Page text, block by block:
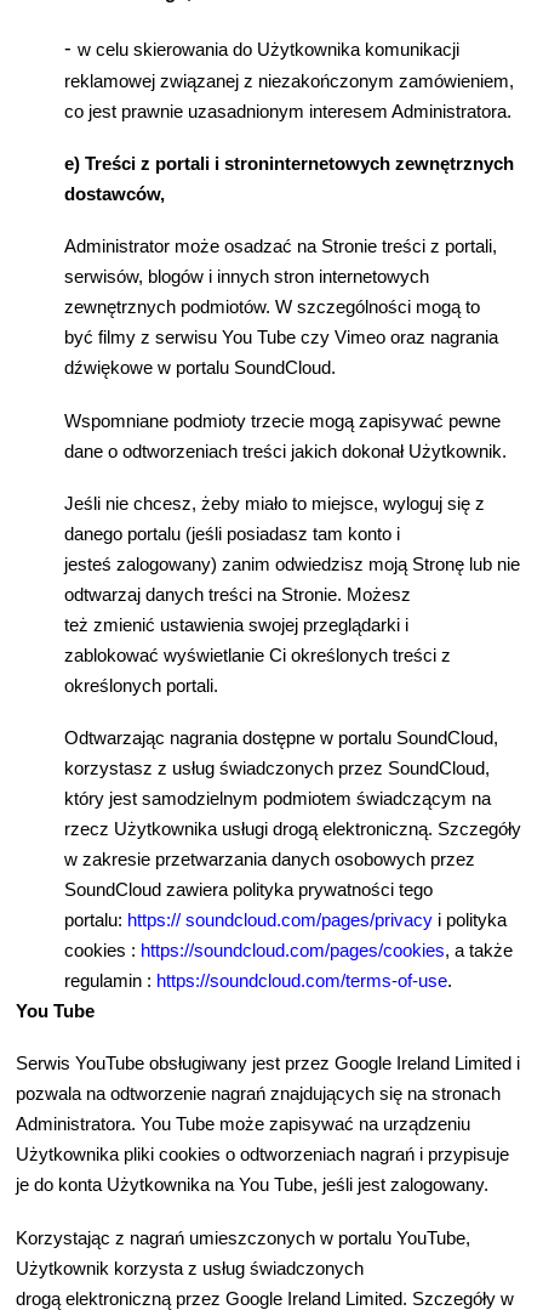
-w celu skierowania do Użytkownika komunikacji
reklamowej związanej z niezakończonym zamówieniem,
co jest prawnie uzasadnionym interesem Administratora.
e) Treści z portali i stroninternetowych zewnętrznych
dostawców,
Administrator może osadzać na Stronie treści z portali,
serwisów, blogów i innych stron internetowych
zewnętrznych podmiotów. W szczególności mogąto
byćfilmy z serwisu You Tube czy Vimeo oraz nagrania
dźwiękowe w portalu SoundCloud.
Wspomniane podmioty trzecie mogązapisywać pewne
dane o odtworzeniach treści jakich dokonał Użytkownik.
Jeś li nie chcesz,żeby miało to miejsce, wyloguj sięz
danego portalu (jeś li posiadasz tam konto i
jesteśzalogowany) zanim odwiedzisz moją Stronę lub nie
odtwarzaj danych treści na Stronie. Możesz
teżzmienić ustawienia swojej przeglądarki i
zablokowaćwyświetlanie Ci okreś lonych treści z
okreś lonych portali.
Odtwarzając nagrania dostępne w portalu SoundCloud,
korzystasz z usługświadczonych przez SoundCloud,
który jest samodzielnym podmiotemświadczącym na
rzecz Użytkownika usługi drogąelektroniczną. Szczegóły
w zakresie przetwarzania danych osobowych przez
SoundCloud zawiera polityka prywatności tego
portalu: https:// soundcloud.com/pages/privacy i polityka
cookies : https://soundcloud.com/pages/cookies, a także
regulamin : https://soundcloud.com/terms-of-use.
You Tube
Serwis YouTube obsługiwany jest przez Google Ireland Limited i
pozwala na odtworzenie nagrańznajdujących się na stronach
Administratora. You Tube może zapisywać na urządzeniu
Użytkownika pliki cookies o odtworzeniach nagrań i przypisuje
je do konta Użytkownika na You Tube, jeś li jest zalogowany.
Korzystając z nagrań umieszczonych w portalu YouTube,
Użytkownik korzysta z usługświadczonych
drogąelektroniczną przez Google Ireland Limited. Szczegóły w